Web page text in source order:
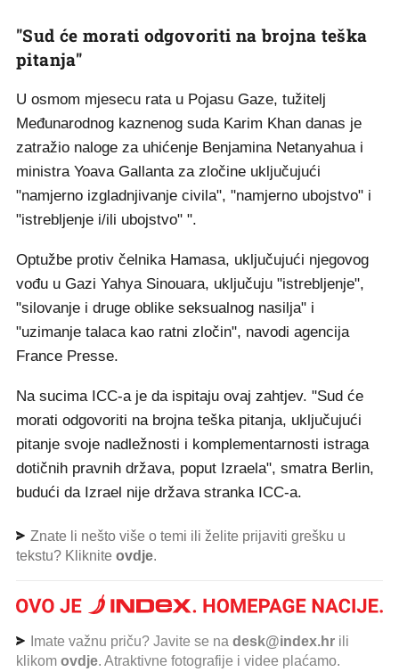
"Sud će morati odgovoriti na brojna teška
pitanja"
U osmom mjesecu rata u Pojasu Gaze, tužitelj
Međunarodnog kaznenog suda Karim Khan danas je
zatražio naloge za uhićenje Benjamina Netanyahua i
ministra Yoava Gallanta za zločine uključujući
"namjerno izgladnjivanje civila", "namjerno ubojstvo" i
"istrebljenje i/ili ubojstvo" ".
Optužbe protiv čelnika Hamasa, uključujući njegovog
vođu u Gazi Yahya Sinouara, uključuju "istrebljenje",
"silovanje i druge oblike seksualnog nasilja" i
"uzimanje talaca kao ratni zločin", navodi agencija
France Presse.
Na sucima ICC-a je da ispitaju ovaj zahtjev. "Sud će
morati odgovoriti na brojna teška pitanja, uključujući
pitanje svoje nadležnosti i komplementarnosti istraga
dotičnih pravnih država, poput Izraela", smatra Berlin,
budući da Izrael nije država stranka ICC-a.
Znate li nešto više o temi ili želite prijaviti grešku u
tekstu? Kliknite ovdje.
Imate važnu priču? Javite se na desk@index.hr ili
klikom ovdje. Atraktivne fotografije i videe plaćamo.